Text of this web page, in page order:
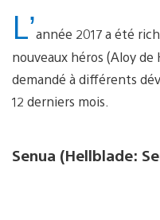
L’année 2017 a été
nouveaux héros (Aloy de
demandé à différents
12 derniers mois.
Senua (Hellblade: